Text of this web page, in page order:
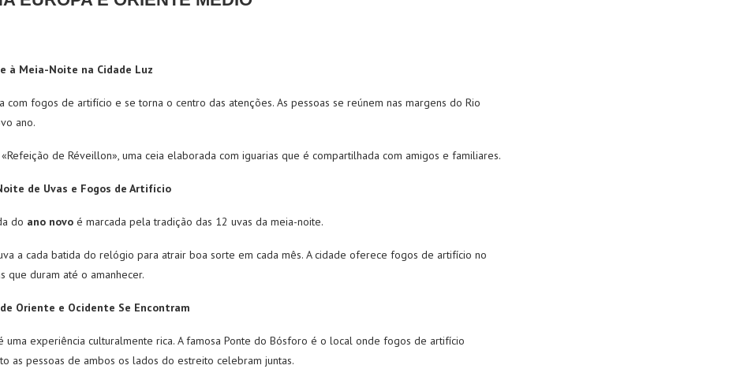
à Meia-Noite na Cidade Luz
com fogos de artifício e se torna o centro das atenções. As pessoas se reúnem nas margens do Rio
ano.
de Réveillon», uma ceia elaborada com iguarias que é compartilhada com amigos e familiares.
de Uvas e Fogos de Artifício
do ano novo é marcada pela tradição das 12 uvas da meia-noite.
a cada batida do relógio para atrair boa sorte em cada mês. A cidade oferece fogos de artifício no
que duram até o amanhecer.
Oriente e Ocidente Se Encontram
uma experiência culturalmente rica. A famosa Ponte do Bósforo é o local onde fogos de artifício
as pessoas de ambos os lados do estreito celebram juntas.